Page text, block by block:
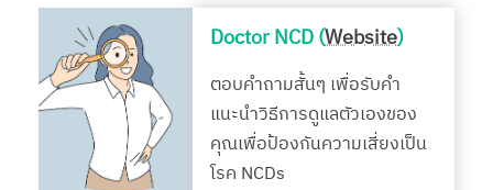
Doctor NCD (Website)
ตอบคำถามสั้นๆ เพื่อรับคำ
แนะนำวิธีการดูแลตัวเองของ
คุณเพื่อป้องกันความเสี่ยงเป็น
โรค NCDs